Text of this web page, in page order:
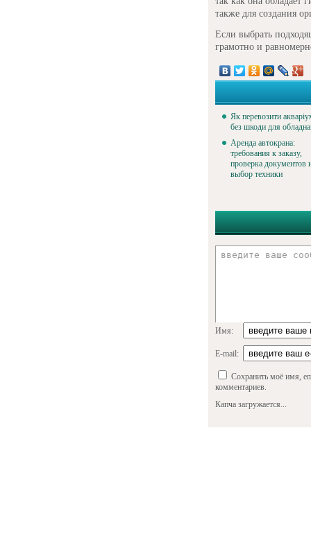
также для создания
Если выбрать
грамотно и
Як перевозити
без шкоди для
Аренда автокрана:
требования к заказу,
проверка документов
выбор техники
Имя:
E-mail:
Сохранить моё имя,
комментариев.
Капча загружается...